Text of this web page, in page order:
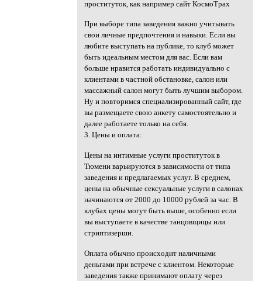
проституток, как например сайт КосмоТрах
При выборе типа заведения важно учитывать
свои личные предпочтения и навыки. Если вы
любите выступать на публике, то клуб может
быть идеальным местом для вас. Если вам
больше нравится работать индивидуально с
клиентами в частной обстановке, салон или
массажный салон могут быть лучшим выбором.
Ну и повторимся специализированный сайт, где
вы размещаете свою анкету самостоятельно и
далее работаете только на себя.
3. Цены и оплата:
Цены на интимные услуги проституток в
Тюмени варьируются в зависимости от типа
заведения и предлагаемых услуг. В среднем,
цены на обычные сексуальные услуги в салонах
начинаются от 2000 до 10000 рублей за час. В
клубах цены могут быть выше, особенно если
вы выступаете в качестве танцовщицы или
стриптизерши.
Оплата обычно происходит наличными
деньгами при встрече с клиентом. Некоторые
заведения также принимают оплату через